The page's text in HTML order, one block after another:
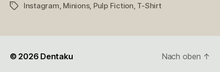
Schlagwörter
Instagram Minions, Pulp Fiction T-Shirt
© 2026 Dentaku Nach oben ↑